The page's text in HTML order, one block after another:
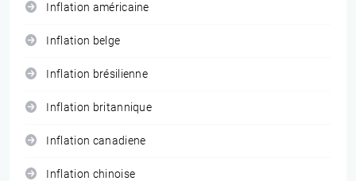
Inflation américaine
Inflation belge
Inflation brésilienne
Inflation britannique
Inflation canadiene
Inflation chinoise